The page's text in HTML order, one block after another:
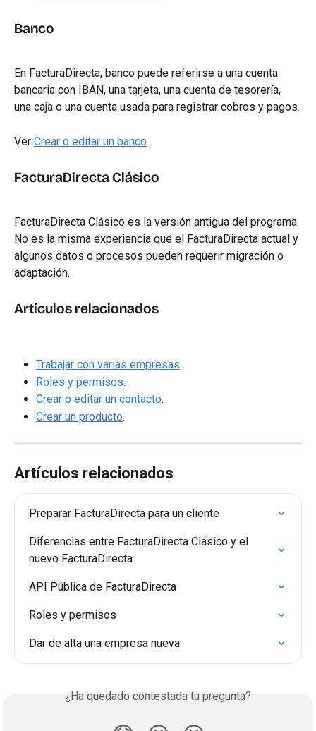
Banco
En FacturaDirecta, banco puede referirse a una cuenta
bancaria con IBAN, una tarjeta, una cuenta de tesorería,
una caja o una cuenta usada para registrar cobros y pagos.
Ver Crear o editar un banco.
FacturaDirecta Clásico
FacturaDirecta Clásico es la versión antigua del programa.
No es la misma experiencia que el FacturaDirecta actual y
algunos datos o procesos pueden requerir migración o
adaptación.
Artículos relacionados
Trabajar con varias empresas.
Roles y permisos.
Crear o editar un contacto.
Crear un producto.
Artículos relacionados
Preparar FacturaDirecta para un cliente
Diferencias entre FacturaDirecta Clásico y el
nuevo FacturaDirecta
API Pública de FacturaDirecta
Roles y permisos
Dar de alta una empresa nueva
¿Ha quedado contestada tu pregunta?